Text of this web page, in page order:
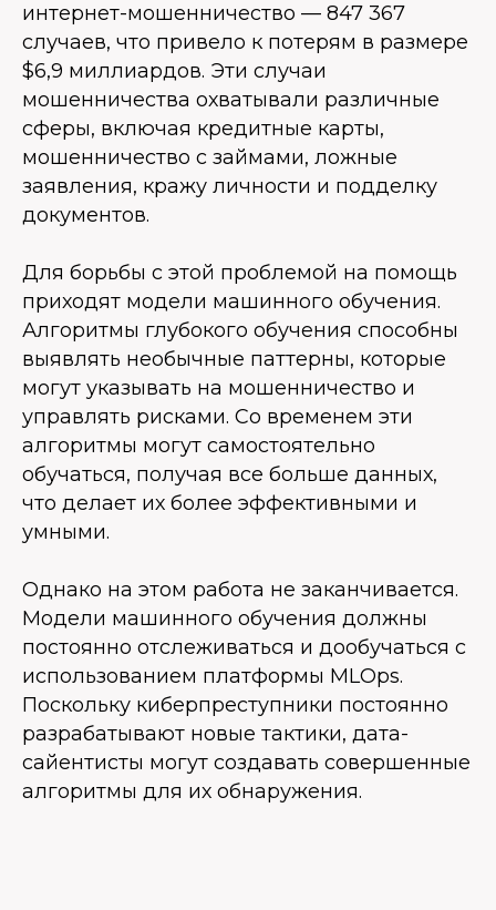
интернет-мошенничество — 847 367
случаев, что привело к потерям в размере
$6,9 миллиардов. Эти случаи
мошенничества охватывали различные
сферы, включая кредитные карты,
мошенничество с займами, ложные
заявления, кражу личности и подделку
документов.
Для борьбы с этой проблемой на помощь
приходят модели машинного обучения.
Алгоритмы глубокого обучения способны
выявлять необычные паттерны, которые
могут указывать на мошенничество и
управлять рисками. Со временем эти
алгоритмы могут самостоятельно
обучаться, получая все больше данных,
что делает их более эффективными и
умными.
Однако на этом работа не заканчивается.
Модели машинного обучения должны
постоянно отслеживаться и дообучаться с
использованием платформы MLOps.
Поскольку киберпреступники постоянно
разрабатывают новые тактики, дата-
сайентисты могут создавать совершенные
алгоритмы для их обнаружения.